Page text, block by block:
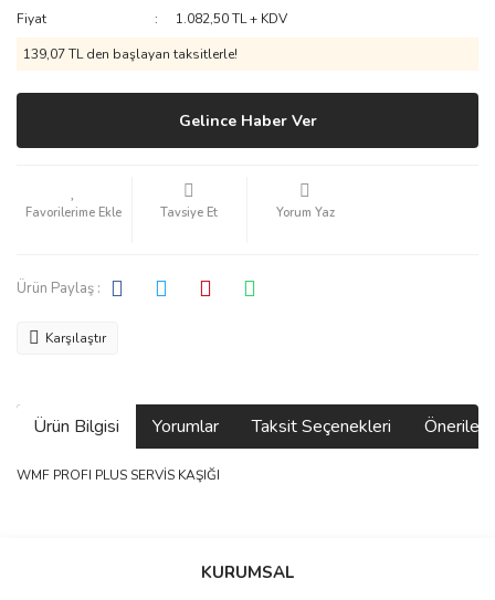
Fiyat
1.082,50 TL + KDV
139,07 TL den başlayan taksitlerle!
Gelince Haber Ver
Tavsiye Et Yorum Yaz
Ürün Paylaş :
Karşılaştır
Ürün Bilgisi Yorumlar Taksit Seçenekleri
WMF PROFI PLUS SERVİS KAŞIĞI
Bu ürüne ilk yorumu siz yapın!
KURUMSAL